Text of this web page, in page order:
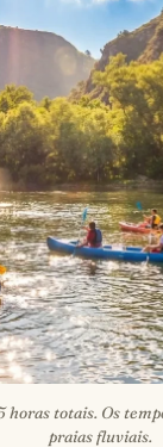
totais. Os
praias fluviais.